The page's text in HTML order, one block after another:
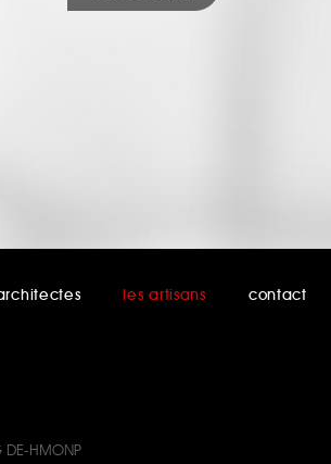
les artisans contact
HMONP